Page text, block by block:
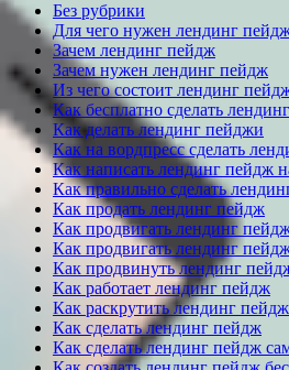
Без рубрики
Для чего нужен лендинг
Зачем лендинг пейдж
Зачем нужен лендинг пейдж
Из чего состоит лендинг
Как бесплатно сделать
Как делать лендинг пейджи
Как на вордпресс сделать
Как написать лендинг пейдж
Как правильно сделать
Как продать лендинг пейдж
Как продвигать лендинг
Как продвигать лендинг
Как продвинуть лендинг
Как работает лендинг пейдж
Как раскрутить лендинг
Как сделать лендинг пейдж
Как сделать лендинг пейдж